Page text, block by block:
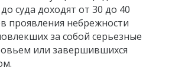
суда доходят от 30 до 40
проявления небрежности
за собой серьезные
или завершившихся